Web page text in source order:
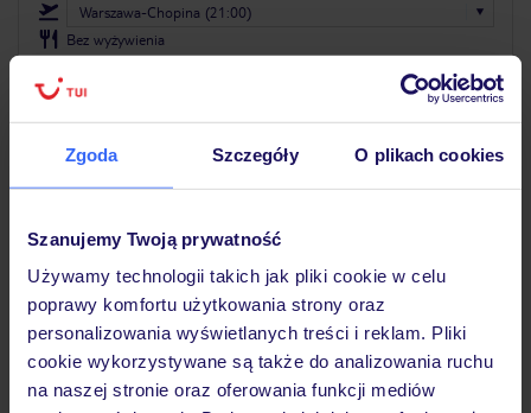
Zgoda Szczegóły O plikach cookies
Szanujemy Twoją prywatność
Używamy technologii takich jak pliki cookie w celu
poprawy komfortu użytkowania strony oraz
personalizowania wyświetlanych treści i reklam. Pliki
cookie wykorzystywane są także do analizowania ruchu
na naszej stronie oraz oferowania funkcji mediów
Warszawa-Chopina (21:00)
Bez wyżywienia
opinii